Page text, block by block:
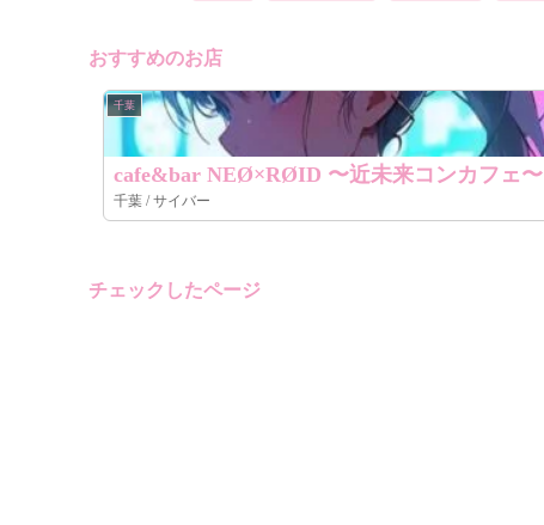
おすすめのお店
千葉
cafe&bar NEØ×RØID 〜近未来コンカフェ〜
千葉 / サイバー
チェックしたページ